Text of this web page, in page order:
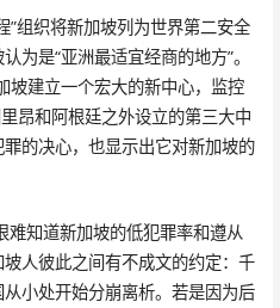
”组织将新加坡列为世界第二安全
为是“亚洲最适宜经商的地方”。
建立一个宏大的新中心，监控
昂和阿根廷之外设立的第三大中
的决心，也显示出它对新加坡的
难知道新加坡的低犯罪率和遵从
人彼此之间有不成文的约定：千
小处开始分崩离析。若是因为后